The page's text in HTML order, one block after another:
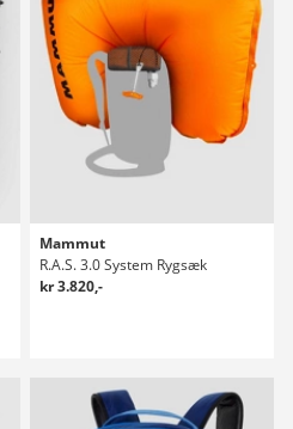
Mammut
R.A.S. 3.0 System Rygsæk
kr 3.820,-